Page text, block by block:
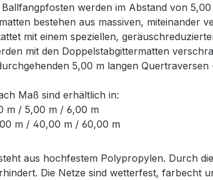
werden im Abstand von
bestehen aus massiven,
mit einem speziellen,
mit den Doppelstabgittermatten
5,00 m langen
Maß sind erhältlich in:
m / 5,00 m / 6,00 m
m / 40,00 m / 60,00 m
aus hochfestem Polypropylen. Durch
Die Netze sind wetterfest, farbecht